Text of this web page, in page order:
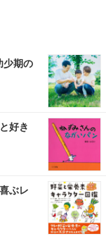
少期の
好き
ぶレ